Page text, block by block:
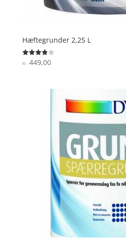
Hæftegrunder 2,25 L
Vurderet
3.9
kr.449,00